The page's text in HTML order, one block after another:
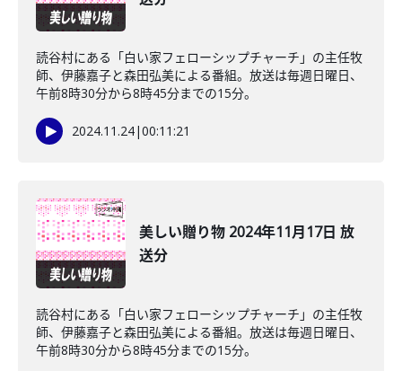
読谷村にある「白い家フェローシップチャーチ」の主任牧
師、伊藤嘉子と森田弘美による番組。放送は毎週日曜日、
午前8時30分から8時45分までの15分。
2024.11.24|00:11:21
美しい贈り物 2024年11月17日 放
送分
読谷村にある「白い家フェローシップチャーチ」の主任牧
師、伊藤嘉子と森田弘美による番組。放送は毎週日曜日、
午前8時30分から8時45分までの15分。